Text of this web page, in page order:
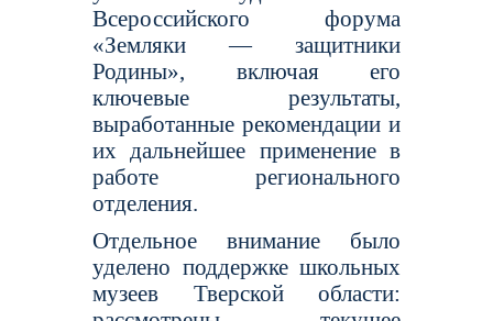
Всероссийского форума
«Земляки — защитники
Родины», включая его
ключевые результаты,
выработанные рекомендации и
их дальнейшее применение в
работе регионального
отделения.
Отдельное внимание было
уделено поддержке школьных
музеев Тверской области: